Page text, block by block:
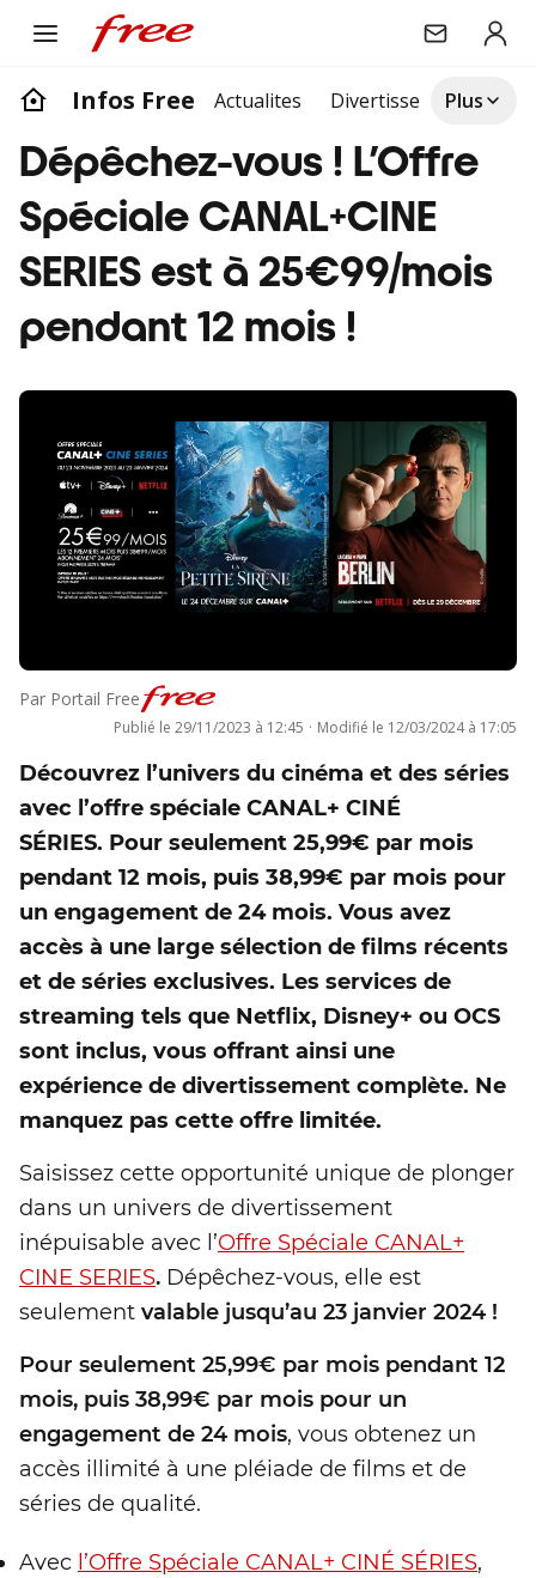
Infos Free Actualites DivertissementPlus
Dépêchez-vous ! L’Offre
Spéciale CANAL+CINE
SERIES est à 25€99/mois
pendant 12 mois !
Par Portail Free
Publié le 29/11/2023 à 12:45 · Modifié le 12/03/2024 à 17:05
Découvrez l’univers du cinéma et des séries
avec l’offre spéciale CANAL+ CINÉ
SÉRIES. Pour seulement 25,99€ par mois
pendant 12 mois, puis 38,99€ par mois pour
un engagement de 24 mois. Vous avez
accès à une large sélection de films récents
et de séries exclusives. Les services de
streaming tels que Netflix, Disney+ ou OCS
sont inclus, vous offrant ainsi une
expérience de divertissement complète. Ne
manquez pas cette offre limitée.
Saisissez cette opportunité unique de plonger
dans un univers de divertissement
inépuisable avec l’Offre Spéciale CANAL+
CINE SERIES. Dépêchez-vous, elle est
seulement valable jusqu’au 23 janvier 2024 !
Pour seulement 25,99€ par mois pendant 12
mois, puis 38,99€ par mois pour un
engagement de 24 mois, vous obtenez un
accès illimité à une pléiade de films et de
séries de qualité.
Avec l’Offre Spéciale CANAL+ CINÉ SÉRIES,